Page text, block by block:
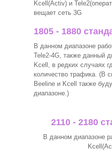
Kcell(Activ) и
вещает сеть 3G
1805 - 1880
В данном диапазоне
Tele2-4G, также данный
Kcell, в редких случаях
количество трафика. (В
Beeline и Kcell также
диапазоне.)
2110 - 2180
В данном диапазоне